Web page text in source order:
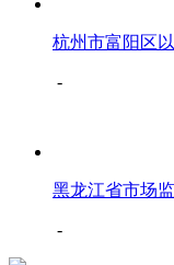
杭州市富阳区
-
黑龙江省市场
-